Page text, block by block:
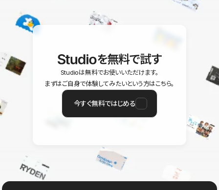
を無料で試す
Studioは無料でお使いいただけます。
まずはご自身で体験してみたいという方はこちら。
今すぐ無料ではじめる